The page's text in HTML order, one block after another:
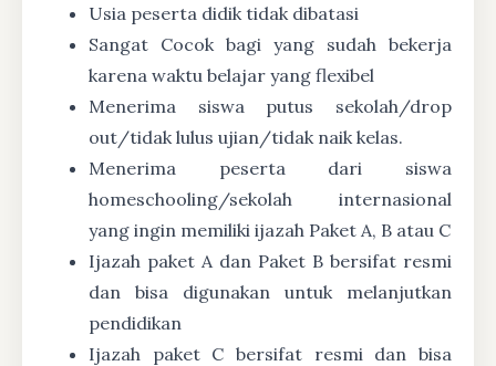
Usia peserta didik tidak dibatasi
Sangat Cocok bagi yang sudah bekerja
karena waktu belajar yang flexibel
Menerima siswa putus sekolah/drop
out/tidak lulus ujian/tidak naik kelas.
Menerima peserta dari siswa
homeschooling/sekolah internasional
yang ingin memiliki ijazah Paket A, B atau C
Ijazah paket A dan Paket B bersifat resmi
dan bisa digunakan untuk melanjutkan
pendidikan
Ijazah paket C bersifat resmi dan bisa